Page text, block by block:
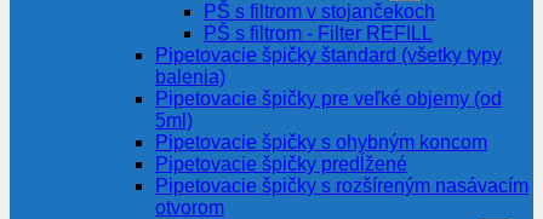
PŠ s filtrom v stojančekoch
PŠ s filtrom - Filter REFILL
Pipetovacie špičky štandard (všetky typy
balenia)
Pipetovacie špičky pre veľké objemy (od
5ml)
Pipetovacie špičky s ohybným koncom
Pipetovacie špičky predĺžené
Pipetovacie špičky s rozšíreným nasávacím
otvorom